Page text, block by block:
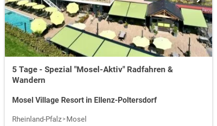
5 Tage - Spezial "Mosel-Aktiv" Radfahren &
Wandern
Mosel Village Resort in Ellenz-Poltersdorf
Rheinland-Pfalz
Mosel